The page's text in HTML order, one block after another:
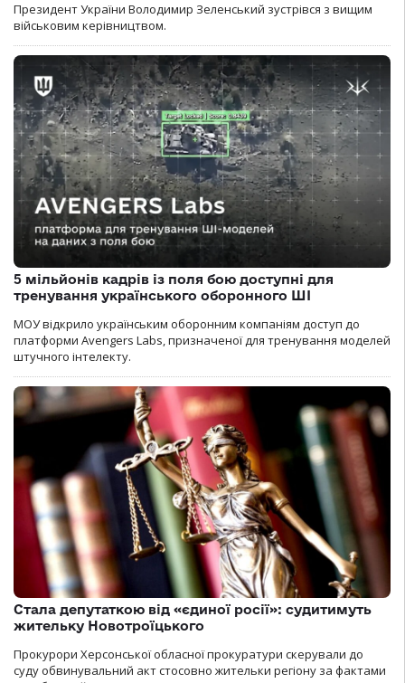
Президент України Володимир Зеленський зустрівся з вищим
військовим керівництвом.
5 мільйонів кадрів із поля бою доступні для
тренування українського оборонного ШІ
МОУ відкрило українським оборонним компаніям доступ до
платформи Avengers Labs, призначеної для тренування моделей
штучного інтелекту.
Стала депутаткою від «єдиної росії»: судитимуть
жительку Новотроїцького
Прокурори Херсонської обласної прокуратури скерували до
суду обвинувальний акт стосовно жительки регіону за фактами